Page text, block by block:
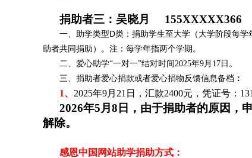
捐助者三： 吴晓月
一、助学类型D类：捐助学生至大学（大学阶段每
助者共同捐助）。注：每学年指两个学期。
二、爱心助学“一对一”结对时间2025年9月17日。
三、捐助者爱心捐款或者爱心捐物反馈信息备档 ：
1、 2025年9月21日，汇款2400元，凭证号：
2026年5月8日，由于捐助者的原因，
解除。
感恩中国网站助学捐助方式：